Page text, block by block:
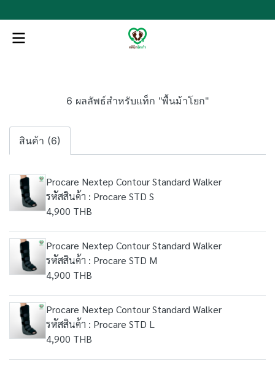
6 ผลลัพธ์สำหรับแท็ก "พื้นม้าโยก"
สินค้า (6)
Procare Nextep Contour Standard Walker
รหัสสินค้า : Procare STD S
4,900 THB
Procare Nextep Contour Standard Walker
รหัสสินค้า : Procare STD M
4,900 THB
Procare Nextep Contour Standard Walker
รหัสสินค้า : Procare STD L
4,900 THB